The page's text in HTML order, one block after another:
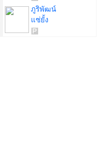
ภูริพัฒน์
แซ่ยั้ง